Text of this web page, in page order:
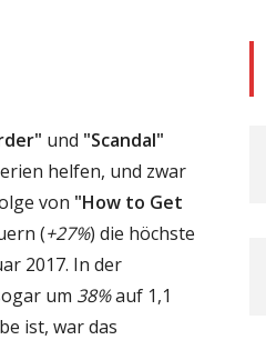
und "Scandal"
helfen, und zwar
von "How to Get
(+27%) die höchste
2017. In der
um 38%auf 1,1
ist, war das